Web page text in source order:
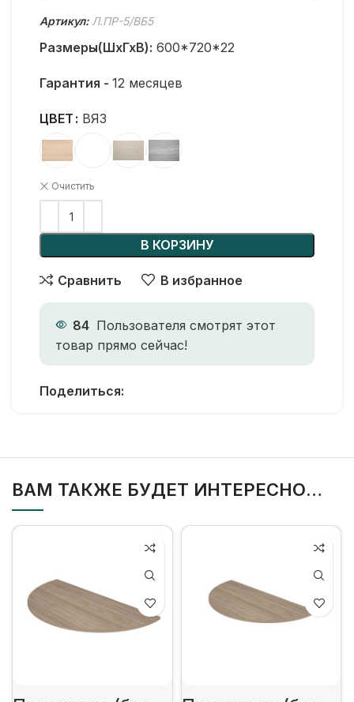
Артикул: Л.ПР-5/ВБ5
Размеры(ШхГхВ): 600*720*22
Гарантия - 12 месяцев
ЦВЕТ ВЯЗ
Очистить
В КОРЗИНУ
Сравнить В избранное
84 Пользователя смотрят этот
товар прямо сейчас!
Поделиться:
ВАМ ТАКЖЕ БУДЕТ ИНТЕРЕСНО…